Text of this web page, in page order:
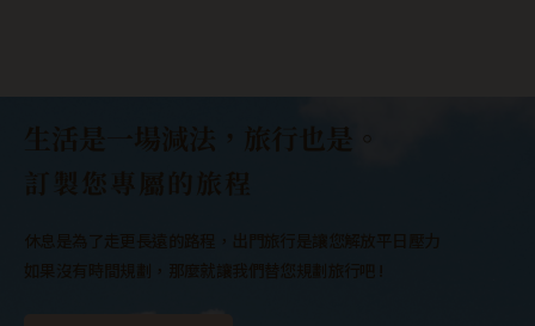
生活是一場減法，旅行也是。
訂製您專屬的旅程
休息是為了走更長遠的路程，出門旅行是讓您解放平日壓力
如果沒有時間規劃，那麼就讓我們替您規劃旅行吧 !